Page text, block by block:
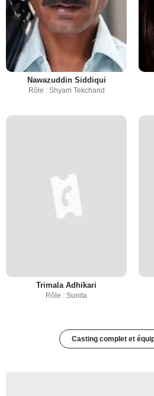
Nawazuddin Siddiqui
Rôle : Shyam Tekchand
Trimala Adhikari
Rôle : Sunita
Casting complet et